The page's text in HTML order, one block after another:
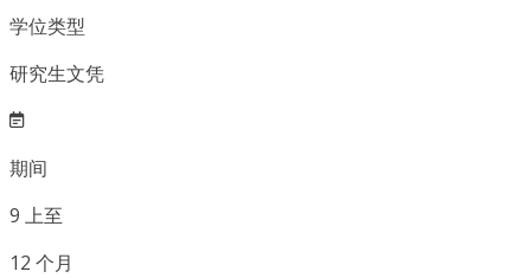
学位类型
研究生文凭
期间
9 上至
12 个月